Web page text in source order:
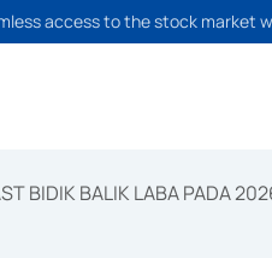
access to the stock market
BIDIK BALIK LABA PADA